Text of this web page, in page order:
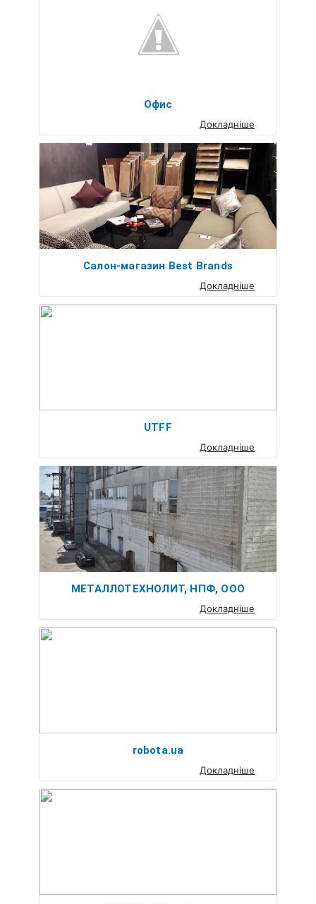
Офис
Докладніше
Салон-магазин Best Brands
Докладніше
UTFF
Докладніше
МЕТАЛЛОТЕХНОЛИТ, НПФ, ООО
Докладніше
robota.ua
Докладніше